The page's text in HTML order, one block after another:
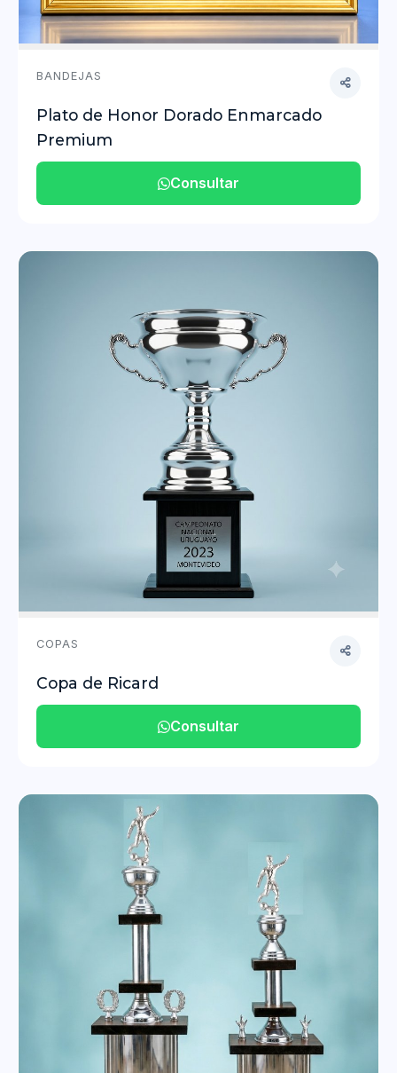
BANDEJAS
Plato de Honor Dorado Enmarcado
Premium
Consultar
COPAS
Copa de Ricard
Consultar